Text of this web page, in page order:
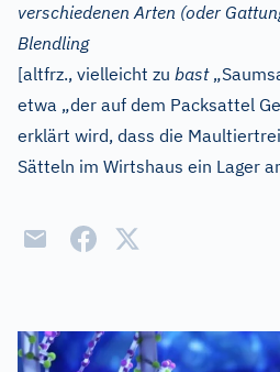
verschiedenen Arten (oder
Blendling
[altfrz., vielleicht zu bast
etwa „der auf dem Packsattel
erklärt wird, dass die
Sätteln im Wirtshaus ein Lager